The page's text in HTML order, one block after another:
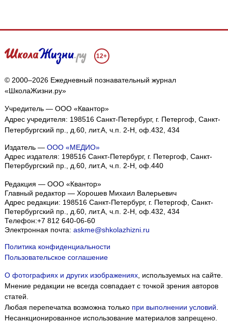
12+
© 2000–2026 Ежедневный познавательный журнал
«ШколаЖизни.ру»
Учредитель — ООО «Квантор»
Адрес учредителя: 198516 Санкт-Петербург, г. Петергоф, Санкт-
Петербургский пр., д.60, лит.А, ч.п. 2-Н, оф.432, 434
Издатель — ООО «МЕДИО»
Адрес издателя: 198516 Санкт-Петербург, г. Петергоф, Санкт-
Петербургский пр., д.60, лит.А, ч.п. 2-Н, оф.440
Редакция — ООО «Квантор»
Главный редактор — Хорошев Михаил Валерьевич
Адрес редакции: 198516 Санкт-Петербург, г. Петергоф Санкт-
Петербургский пр., д.60, лит.А, ч.п. 2-Н, оф.432, 434
Телефон:+7 812 640-06-60
Электронная почта: askme@shkolazhizni.ru
Политика конфиденциальности
Пользовательское соглашение
О фотографиях и других изображениях, используемых на сайте.
Мнение редакции не всегда совпадает с точкой зрения авторов
статей.
Любая перепечатка возможна только при выполнении условий
Несанкционированное использование материалов запрещено.